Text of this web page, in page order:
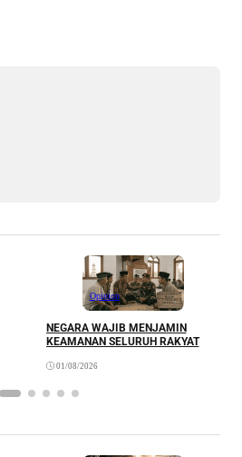
Opinion
NEGARA WAJIB MENJAMIN
KEAMANAN SELURUH RAKYAT
01/08/2026